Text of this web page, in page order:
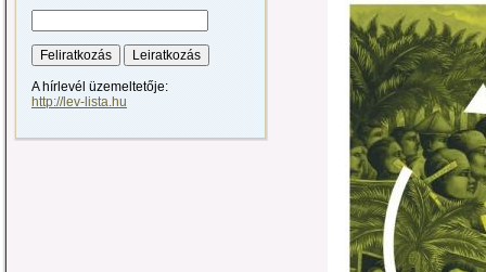
A hírlevél üzemeltetője:
http://lev-lista.hu